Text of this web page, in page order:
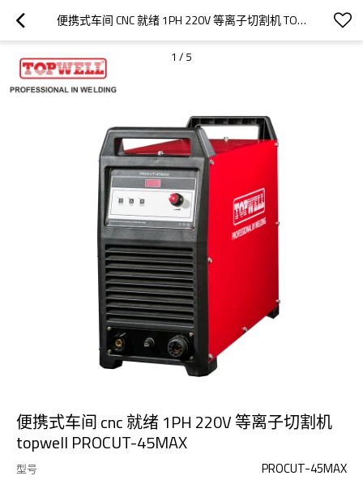
便携式车间 CNC 就绪 1PH 220V 等离子切割机 TOPWELL PROCUT-45MAX
1 / 5
便携式车间 cnc 就绪 1PH 220V 等离子切割机
topwell PROCUT-45MAX
型号 PROCUT-45MAX